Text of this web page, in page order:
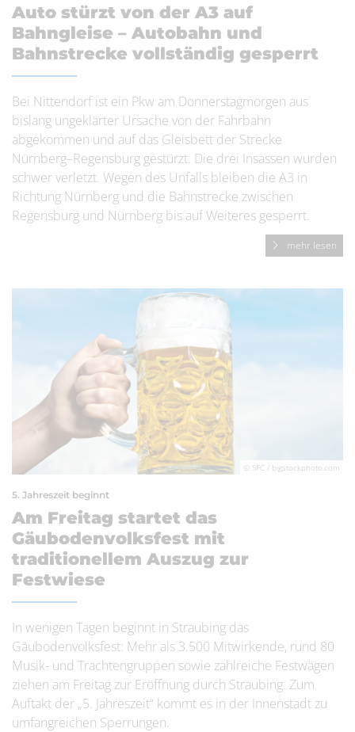
Auto stürzt von der A3 auf
Bahngleise – Autobahn und
Bahnstrecke vollständig gesperrt
Bei Nittendorf ist ein Pkw am Donnerstagmorgen aus
bislang ungeklärter Ursache von der Fahrbahn
abgekommen und auf das Gleisbett der Strecke
Nürnberg–Regensburg gestürzt. Die drei Insassen wurden
schwer verletzt. Wegen des Unfalls bleiben die A3 in
Richtung Nürnberg und die Bahnstrecke zwischen
Regensburg und Nürnberg bis auf Weiteres gesperrt.
mehr lesen
© SFC / bigstockphoto.com
5. Jahreszeit beginnt
Am Freitag startet das
Gäubodenvolksfest mit
traditionellem Auszug zur
Festwiese
In wenigen Tagen beginnt in Straubing das
Gäubodenvolksfest: Mehr als 3.500 Mitwirkende, rund 80
Musik- und Trachtengruppen sowie zahlreiche Festwägen
ziehen am Freitag zur Eröffnung durch Straubing. Zum
Auftakt der „5. Jahreszeit“ kommt es in der Innenstadt zu
umfangreichen Sperrungen.